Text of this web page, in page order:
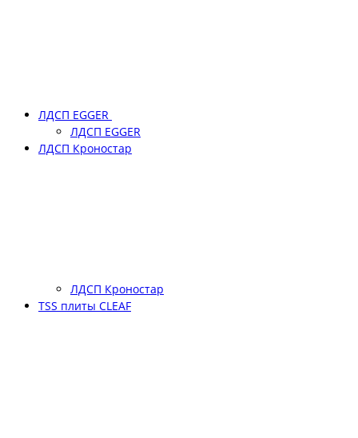
ЛДСП EGGER
ЛДСП EGGER
ЛДСП Кроностар
ЛДСП Кроностар
TSS плиты CLEAF